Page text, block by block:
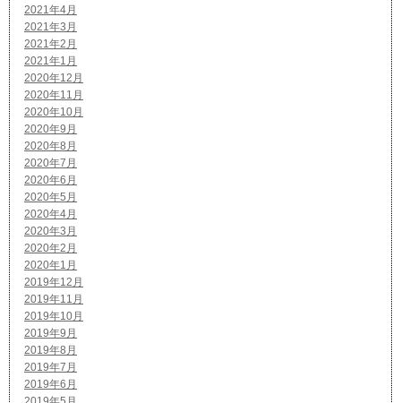
2021年4月
2021年3月
2021年2月
2021年1月
2020年12月
2020年11月
2020年10月
2020年9月
2020年8月
2020年7月
2020年6月
2020年5月
2020年4月
2020年3月
2020年2月
2020年1月
2019年12月
2019年11月
2019年10月
2019年9月
2019年8月
2019年7月
2019年6月